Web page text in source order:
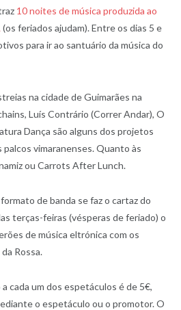
10 noites de música produzida ao
(os feriados ajudam). Entre os dias 5 e
para ir ao santuário da música do
na cidade de Guimarães na
Luís Contrário (Correr Andar), O
Dança são alguns dos projetos
vimaranenses. Quanto às
ou Carrots After Lunch.
de banda se faz o cartaz do
terças-feiras (vésperas de feriado) o
de música eltrónica com os
Rossa.
cada um dos espetáculos é de 5€,
o espetáculo ou o promotor. O